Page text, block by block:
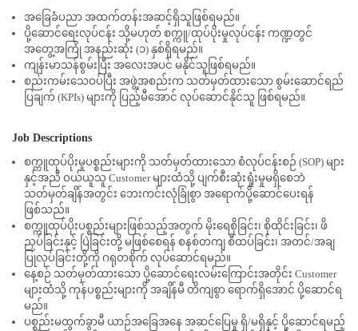
အခြေခံပညာ အထက်တန်းအဆင့်ရှိသူဖြစ်ရမည်။
ပို့ဆောင်ရေးလုပ်ငန်း သို့မဟုတ် စက္ကူ/ထုပ်ပိုးမှုလုပ်ငန်း ကဏ္ဍတွင်
အတွေ့အကြုံ အနည်းဆုံး (၁) နှစ်ရှိရမည်။
ကျန်းမာသန်စွမ်းပြီး အလေးအပင် မနိုင်သူဖြစ်ရမည်။
စည်းကမ်းသေဝပ်ပြီး အဖွဲ့အစည်းက သတ်မှတ်ထားသော စွမ်းဆောင်ရည်
ပြချက် (KPIs) များကို ပြည့်မီအောင် လုပ်ဆောင်နိုင်သူ ဖြစ်ရမည်။
Job Descriptions
စက္ကူထုပ်ပိုးမှုပစ္စည်းများကို သတ်မှတ်ထားသော စံလုပ်ငန်းစဉ် (SOP) များ
နှင့်အညီ ဝယ်ယူသူ Customer များထံသို့ ပျက်စီးဆုံးရှုံးမှုမရှိစေဘဲ
သတ်မှတ်ချိန်အတွင်း ဘေးကင်းလုံခြုံစွာ အရောက်ပို့ဆောင်ပေးရန်
ဖြစ်သည်။
စက္ကူထုပ်ပိုးပစ္စည်းများဖြစ်သည့်အတွက် မိုးရေစိုခြင်း၊ စိုထိုင်းခြင်း၊ ဖိ
ညှပ်ခြင်းနှင့် ပြဲခြင်းတို့ မဖြစ်စေရန် စနစ်တကျ စီထပ်ခြင်း၊ အတင်/အချ
ပြုလုပ်ခြင်းတို့ကို ဂရုတစိုက် လုပ်ဆောင်ရမည်။
နေ့စဉ် သတ်မှတ်ထားသော ပို့ဆောင်ရေးလမ်းကြောင်းအတိုင်း Customer
များထံသို့ ကုန်ပစ္စည်းများကို အချိန်မီ တိကျစွာ ရောက်ရှိအောင် ပို့ဆောင်ရ
မည်။
ပစ္စည်းမထွက်ခွာမီ ယာဉ်အခြေအနေ အဆင်ပြေမှု ရှိ/မရှိနှင့် ပို့ဆောင်ရမည့်